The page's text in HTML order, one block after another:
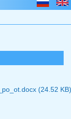
(24.52 KB)